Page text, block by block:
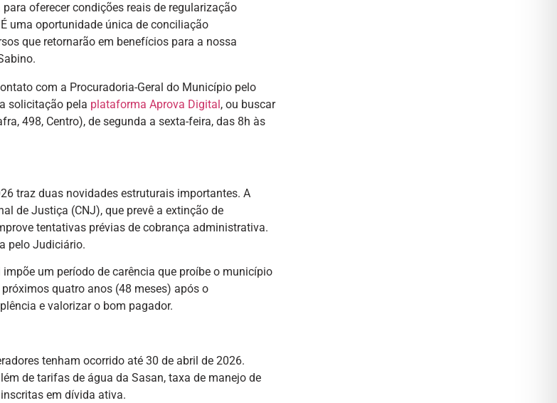
oferecer condições reais de regularização
uma oportunidade única de conciliação
que retornarão em benefícios para a nossa
com a Procuradoria-Geral do Município pelo
solicitação pela plataforma Aprova Digital , ou buscar
498, Centro), de segunda a sexta-feira, das 8h às
traz duas novidades estruturais importantes. A
de Justiça (CNJ), que prevê a extinção de
tentativas prévias de cobrança administrativa.
pelo Judiciário.
um período de carência que proíbe o município
quatro anos (48 meses) após o
e valorizar o bom pagador.
tenham ocorrido até 30 de abril de 2026.
de tarifas de água da Sasan, taxa de manejo de
em dívida ativa.